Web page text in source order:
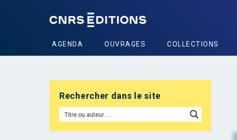
AGENDA OUVRAGES COLLECTIONS
Rechercher dans le site